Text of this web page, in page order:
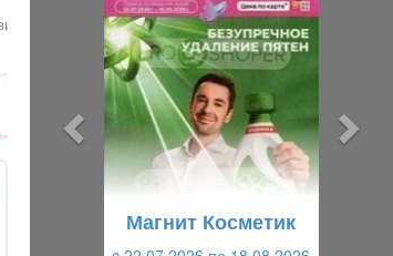
волос
900 руб.
Отвертка переставная
«PH2/SL6 STAYER»
160 руб.
Магнит Косметик